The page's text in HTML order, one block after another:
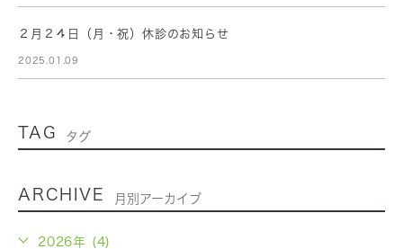
２月２４日（月・祝）休診のお知らせ
2025.01.09
TAG タグ
ARCHIVE 月別アーカイブ
2026年 (4)